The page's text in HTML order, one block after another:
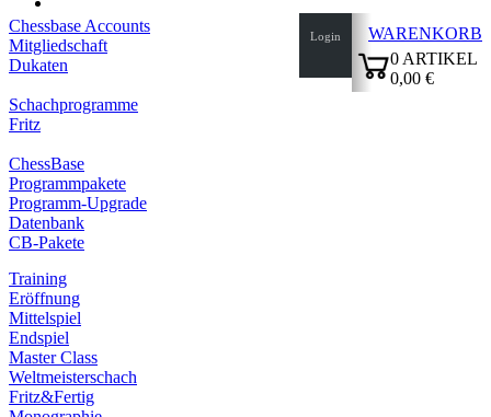
Login
WARENKORB
0 ARTIKEL
0,00 €
Chessbase Accounts
Mitgliedschaft
Dukaten
Schachprogramme
Fritz
ChessBase
Programmpakete
Programm-Upgrade
Datenbank
CB-Pakete
Training
Eröffnung
Mittelspiel
Endspiel
Master Class
Weltmeisterschach
Fritz&Fertig